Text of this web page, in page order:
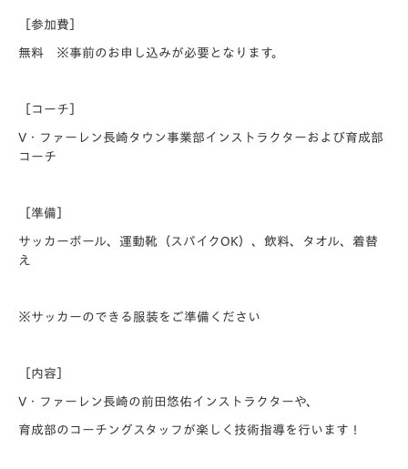
［参加費］
無料 ※事前のお申し込みが必要となります。
［コーチ］
V・ファーレン長崎タウン事業部インストラクターおよび育成部
コーチ
［準備］
サッカーボール、運動靴（スパイクOK）、飲料、タオル、着替
え
※サッカーのできる服装をご準備ください
［内容］
V・ファーレン長崎の前田悠佑インストラクターや、
育成部のコーチングスタッフが楽しく技術指導を行います！